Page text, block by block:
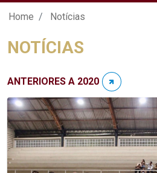
Notícias - Unicap
Home Notícias
NOTÍCIAS
ANTERIORES A 2020